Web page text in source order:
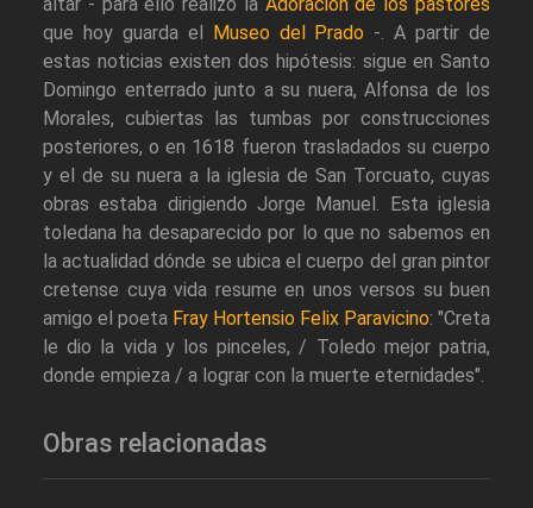
que hoy guarda el Museo del Prado -. A partir de
estas noticias existen dos hipótesis: sigue en Santo
Domingo enterrado junto a su nuera, Alfonsa de los
Morales, cubiertas las tumbas por construcciones
posteriores, o en 1618 fueron trasladados su cuerpo
y el de su nuera a la iglesia de San Torcuato, cuyas
obras estaba dirigiendo Jorge Manuel. Esta iglesia
toledana ha desaparecido por lo que no sabemos en
la actualidad dónde se ubica el cuerpo del gran pintor
cretense cuya vida resume en unos versos su buen
amigo el poeta Fray Hortensio Felix Paravicino: "Creta
le dio la vida y los pinceles, / Toledo mejor patria,
donde empieza / a lograr con la muerte eternidades".
Obras relacionadas